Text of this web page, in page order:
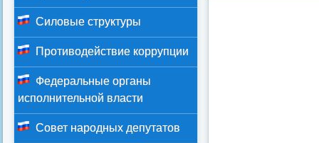
Силовые структуры
Противодействие коррупции
Федеральные органы
исполнительной власти
Совет народных депутатов